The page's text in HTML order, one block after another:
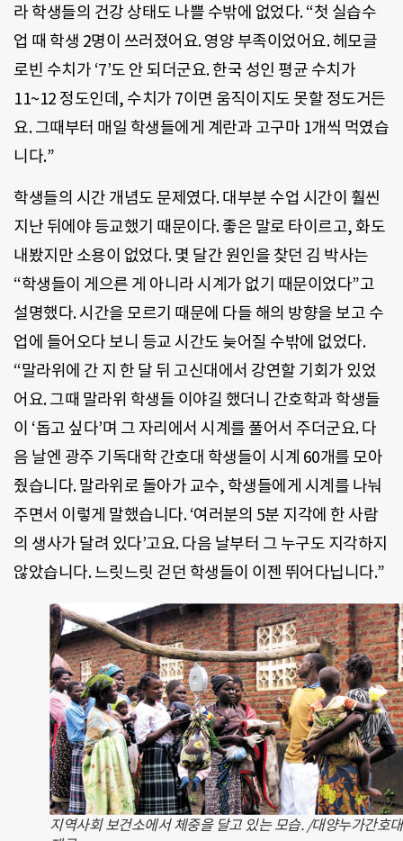
라 학생들의 건강 상태도 나쁠 수밖에 없었다. “첫 실습수
업 때 학생 2명이 쓰러졌어요. 영양 부족이었어요. 헤모글
로빈 수치가 ‘7’도 안 되더군요. 한국 성인 평균 수치가
11~12 정도인데, 수치가 7이면 움직이지도 못할 정도거든
요. 그때부터 매일 학생들에게 계란과 고구마 1개씩 먹였습
니다.”
학생들의 시간 개념도 문제였다. 대부분 수업 시간이 훨씬
지난 뒤에야 등교했기 때문이다. 좋은 말로 타이르고, 화도
내봤지만 소용이 없었다. 몇 달간 원인을 찾던 김 박사는
“학생들이 게으른 게 아니라 시계가 없기 때문이었다”고
설명했다. 시간을 모르기 때문에 다들 해의 방향을 보고 수
업에 들어오다 보니 등교 시간도 늦어질 수밖에 없었다.
“말라위에 간 지 한 달 뒤 고신대에서 강연할 기회가 있었
어요. 그때 말라위 학생들 이야길 했더니 간호학과 학생들
이 ‘돕고 싶다’며 그 자리에서 시계를 풀어서 주더군요. 다
음 날엔 광주 기독대학 간호대 학생들이 시계 60개를 모아
줬습니다. 말라위로 돌아가 교수, 학생들에게 시계를 나눠
주면서 이렇게 말했습니다. ‘여러분의 5분 지각에 한 사람
의 생사가 달려 있다’고요. 다음 날부터 그 누구도 지각하지
않았습니다. 느릿느릿 걷던 학생들이 이젠 뛰어다닙니다.”
지역사회 보건소에서 체중을 달고 있는 모습. /대양누가간호